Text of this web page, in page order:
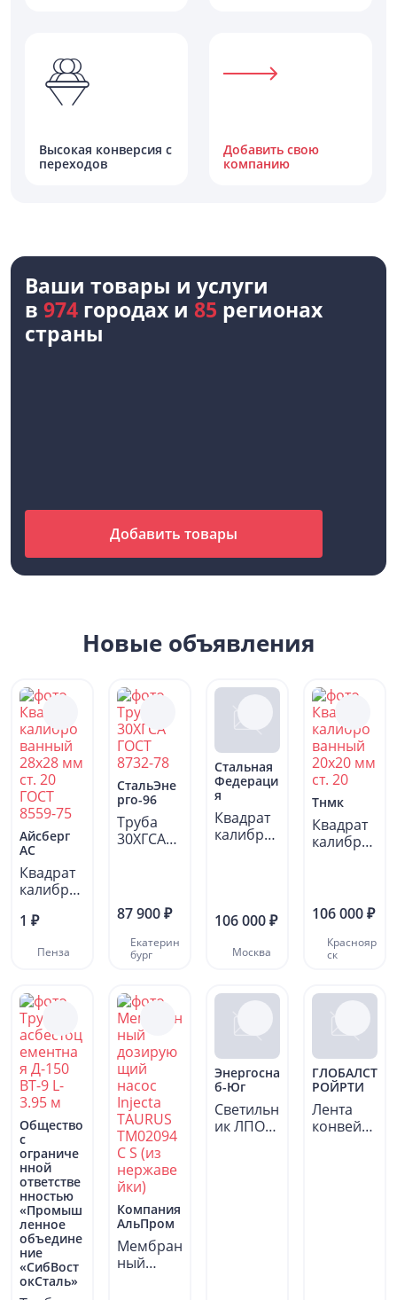
Высокая конверсия с
переходов
Добавить свою
компанию
Ваши товары и услуги
в 974 городах и 85 регионах
страны
Добавить товары
Новые объявления
Айсберг
АС
Квадрат
калибро
28х28 мм
1 ₽
Пенза
СтальЭне
рго-96
Труба
30ХГСА
87 900 ₽
Екатерин
бург
Стальная
Федераци
я
Квадрат
калибро
106 000 ₽
Москва
Тнмк
Квадрат
калибро
106 000 ₽
Краснояр
ск
Общество
с
ограниче
нной
ответстве
нностью
«Промыш
ленное
объедине
ние
«СибВост
окСталь»
Компания
АльПром
Мембран
ный
Энергосна
б-Юг
Светильн
ик ЛПО
ГЛОБАЛСТ
РОЙРТИ
Лента
конвейе